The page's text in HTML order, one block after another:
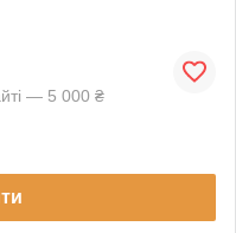
— 5 000 ₴